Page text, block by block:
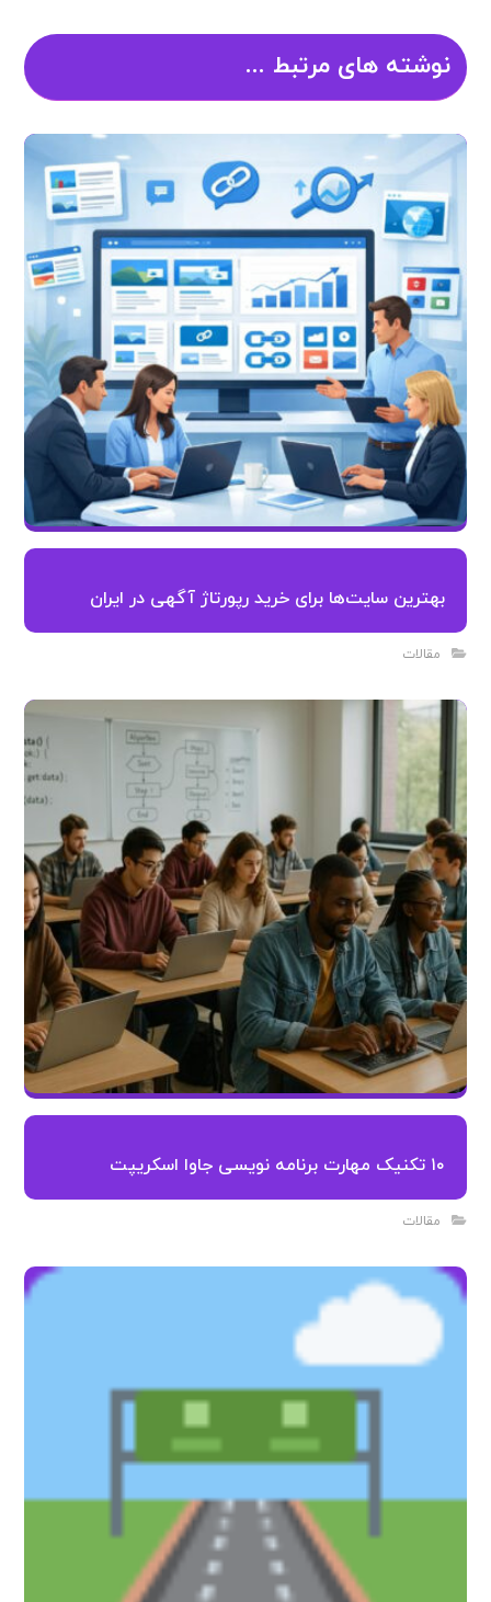
نوشته های مرتبط ...
بهترین سایت‌ها برای خرید رپورتاژ آگهی در ایران
مقالات
۱۰ تکنیک مهارت برنامه نویسی جاوا اسکریپت
مقالات